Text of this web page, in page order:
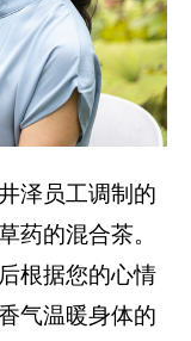
泽员工调制的
药的混合茶。
根据您的心情
气温暖身体的